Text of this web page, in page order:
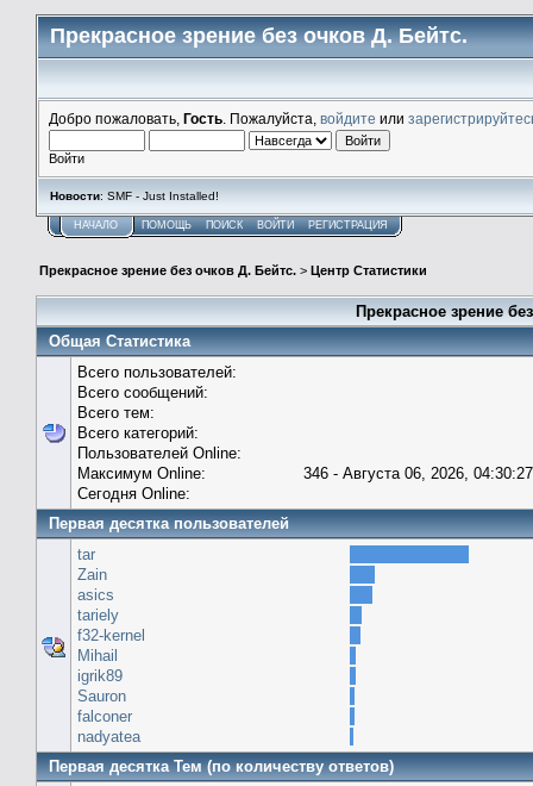
Прекрасное зрение без очков Д. Бейтс.
Добро пожаловать, Гость . Пожалуйста, войдите или
Войти
Новости: SMF - Just Installed!
НАЧАЛО ПОМОЩЬ ПОИСК ВОЙТИ РЕГИСТРАЦИЯ
Прекрасное зрение без очков Д. Бейтс. > Центр Статистики
Прекрасное зрение
Общая Статистика
Всего пользователей:
Всего сообщений:
Всего тем:
Всего категорий:
Пользователей Online:
Максимум Online:
346 - Августа 06, 2026,
Сегодня Online:
Первая десятка пользователей
tar
Zain
asics
tariely
f32-kernel
Mihail
igrik89
Sauron
falconer
nadyatea
Первая десятка Тем (по количеству ответов)